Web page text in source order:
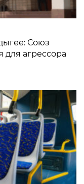
Союз
для агрессора